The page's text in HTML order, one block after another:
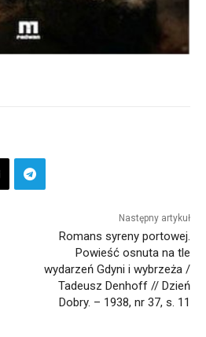
Następny artykuł
Romans syreny portowej.
Powieść osnuta na tle
wydarzeń Gdyni i wybrzeża /
Tadeusz Denhoff // Dzień
Dobry. – 1938, nr 37, s. 11